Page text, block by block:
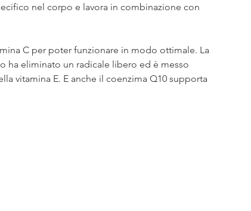
nel corpo e lavora in combinazione con
C per poter funzionare in modo ottimale. La
ha eliminato un radicale libero ed è messo
vitamina E. E anche il coenzima Q10 supporta